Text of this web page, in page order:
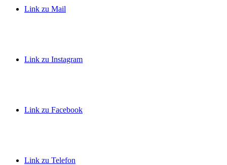
Link zu Mail
Link zu Instagram
Link zu Facebook
Link zu Telefon